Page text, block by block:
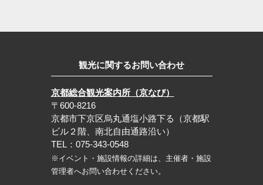
観光に関するお問い合わせ
京都総合観光案内所（京なび）
〒600-8216
京都市下京区烏丸通塩小路下る（京都駅
ビル２階、南北自由通路沿い）
TEL：075-343-0548
※イベント・施設情報の詳細は、主催者・施設
管理者へお問い合わせください。